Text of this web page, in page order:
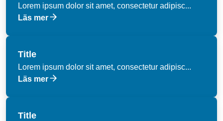
Lorem ipsum dolor sit amet, consectetur adipisc...
Läs mer
Title
Lorem ipsum dolor sit amet, consectetur adipisc...
Läs mer
Title